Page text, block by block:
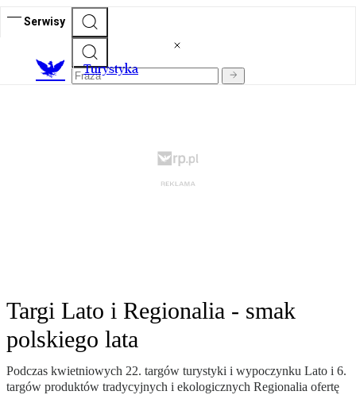
Serwisy
Turystyka
Targi Lato i Regionalia - smak
polskiego lata
Podczas kwietniowych 22. targów turystyki i wypoczynku Lato i 6.
targów produktów tradycyjnych i ekologicznych Regionalia ofertę